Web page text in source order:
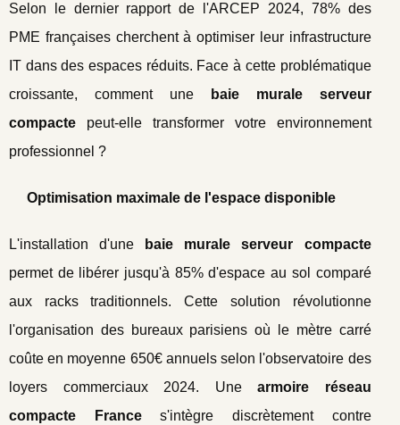
Selon le dernier rapport de l'ARCEP 2024, 78% des
PME françaises cherchent à optimiser leur infrastructure
IT dans des espaces réduits. Face à cette problématique
croissante, comment une
baie murale serveur
compacte peut-elle transformer votre environnement
professionnel ?
Optimisation maximale de l'espace disponible
L'installation d'une
baie murale serveur compacte
permet de libérer jusqu'à 85% d'espace au sol comparé
aux racks traditionnels. Cette solution révolutionne
l'organisation des bureaux parisiens où le mètre carré
coûte en moyenne 650€ annuels selon l'observatoire des
loyers commerciaux 2024. Unearmoire réseau
compacte Frances'intègre discrètement contre